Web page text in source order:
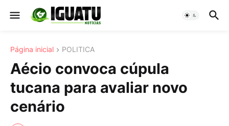
Página inicial POLITICA
Aécio convoca cúpula
tucana para avaliar novo
cenário